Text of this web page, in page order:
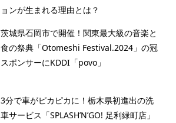
ョンが生まれる理由とは？
茨城県石岡市で開催！関東最大級の音楽と
食の祭典「Otomeshi Festival.2024」の冠
スポンサーにKDDI「povo」
3分で車がピカピカに！栃木県初進出の洗
車サービス「SPLASH’N’GO! 足利緑町店」